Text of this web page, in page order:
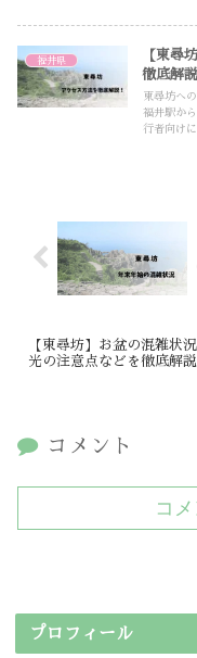
福井県
【東尋
徹底解説
東尋坊へ
福井駅か
行者向け
【東尋坊】お盆の混雑状
光の注意点などを徹底解説
コメント
コ
プロフィール